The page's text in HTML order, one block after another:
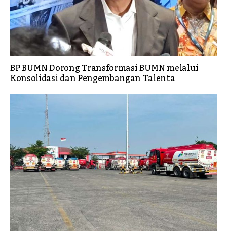
BP BUMN Dorong Transformasi BUMN melalui
Konsolidasi dan Pengembangan Talenta